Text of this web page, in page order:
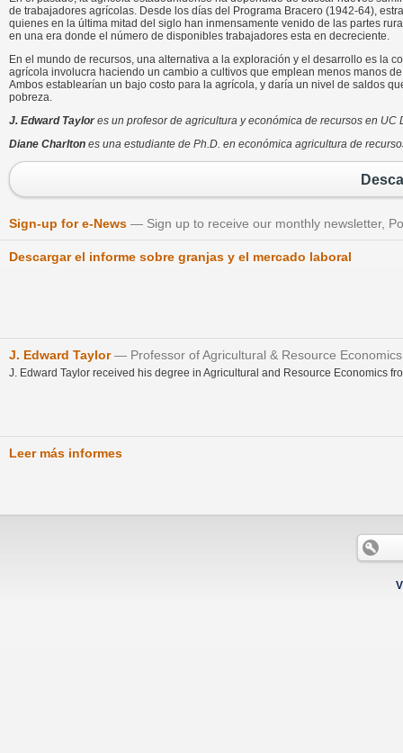
de trabajadores agrícolas. Desde los días del Programa Bracero (1942-64),
quienes en la última mitad del siglo han inmensamente venido de las partes
en una era donde el número de disponibles trabajadores esta en decreciente.
En el mundo de recursos, una alternativa a la exploración y el desarrollo es la
agrícola involucra haciendo un cambio a cultivos que emplean menos manos
Ambos establearían un bajo costo para la agrícola, y daría un nivel de saldos
pobreza.
J. Edward Taylores un profesor de agricultura y económica de recursos en UC
Diane Charlton es una estudiante de Ph.D. en económica agricultura de
Sign-up for e-News Sign up to receive our monthly newsletter,
Descargar el informe sobre granjas y el mercado laboral
J. Edward Taylor Professor of Agricultural & Resource Economics
J. Edward Taylor received his degree in Agricultural and Resource Economics
Leer más informes